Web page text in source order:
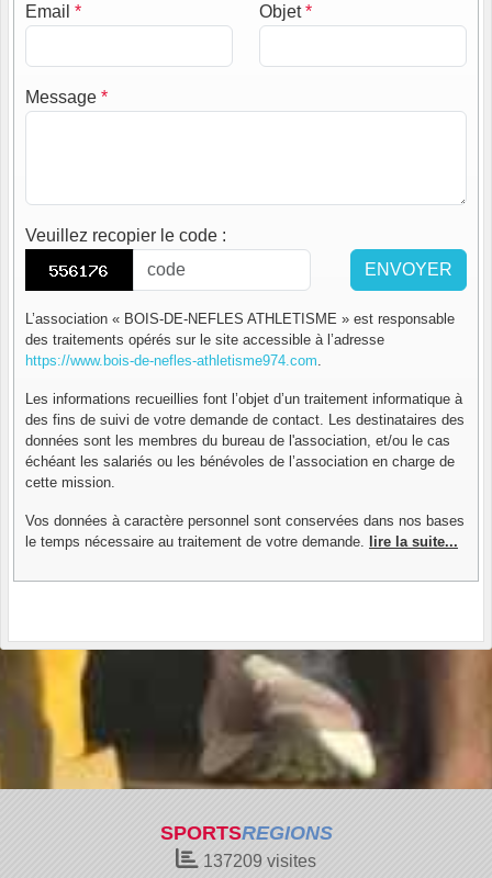
Email * Objet*
Message *
Veuillez recopier le code :
ENVOYER
L’association « BOIS-DE-NEFLES ATHLETISME » est responsable
des traitements opérés sur le site accessible à l’adresse
https://www.bois-de-nefles-athletisme974.com
Les informations recueillies font l’objet d’un traitement informatique à
des fins de suivi de votre demande de contact. Les destinataires des
données sont les membres du bureau de l'association, et/ou le cas
échéant les salariés ou les bénévoles de l’association en charge de
cette mission.
Vos données à caractère personnel sont conservées dans nos bases
le temps nécessaire au traitement de votre demande.
lire la suite...
SPORTSREGIONS
137209 visites